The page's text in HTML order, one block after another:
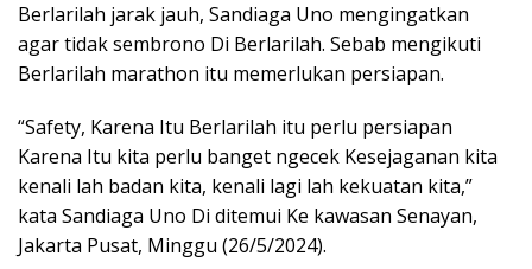
Berlarilah jarak jauh, Sandiaga Uno mengingatkan
agar tidak sembrono Di Berlarilah. Sebab mengikuti
Berlarilah marathon itu memerlukan persiapan.
“Safety, Karena Itu Berlarilah itu perlu persiapan
Karena Itu kita perlu banget ngecek Kesejaganan kita
kenali lah badan kita, kenali lagi lah kekuatan kita,”
kata Sandiaga Uno Di ditemui Ke kawasan Senayan,
Jakarta Pusat, Minggu (26/5/2024).